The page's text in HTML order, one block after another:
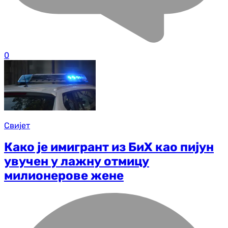
0
Свијет
Како је имигрант из БиХ као пијун
увучен у лажну отмицу
милионерове жене